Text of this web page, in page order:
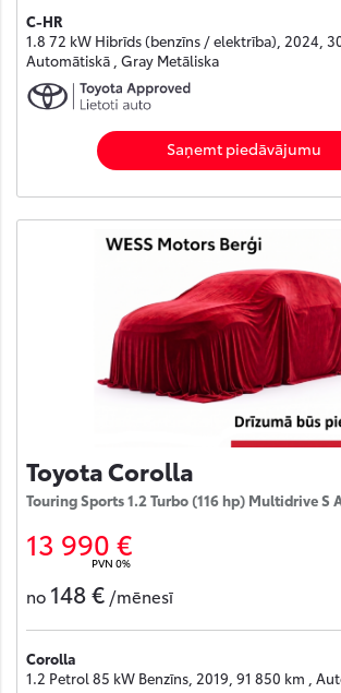
C-HR
1.8 72 kW Hibrīds (benzīns / elektrība), 2024,
Automātiskā , Gray Metāliska
Saņemt piedāvājumu
Toyota Corolla
Touring Sports 1.2 Turbo (116 hp) Multidrive S
13 990 €
PVN 0%
no 148 € /mēnesī
Corolla
1.2 Petrol 85 kW Benzīns, 2019, 91 850 km ,